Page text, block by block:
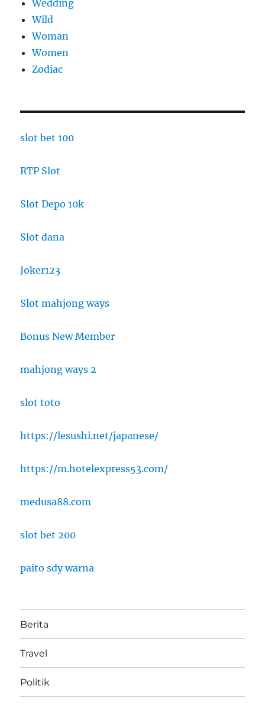
Wedding
Wild
Woman
Women
Zodiac
slot bet 100
RTP Slot
Slot Depo 10k
Slot dana
Joker123
Slot mahjong ways
Bonus New Member
mahjong ways 2
slot toto
https://lesushi.net/japanese/
https://m.hotelexpress53.com/
medusa88.com
slot bet 200
paito sdy warna
Berita
Travel
Politik